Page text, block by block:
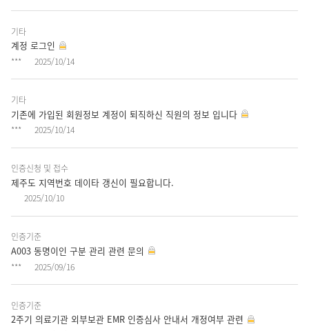
기
게
시
판
목
번
류,
제
작
성
자,
작
성
일
자
기타
계정 로그인
*** 2025/10/14
기타
기존에 가입된 회원정보 계정이 퇴직하신 직원의 정보 입니다
*** 2025/10/14
인증신청 및 접수
제주도 지역번호 데이타 갱신이 필요합니다.
2025/10/10
인증기준
A003 동명이인 구분 관리 관련 문의
*** 2025/09/16
인증기준
2주기 의료기관 외부보관 EMR 인증심사 안내서 개정여부 관련